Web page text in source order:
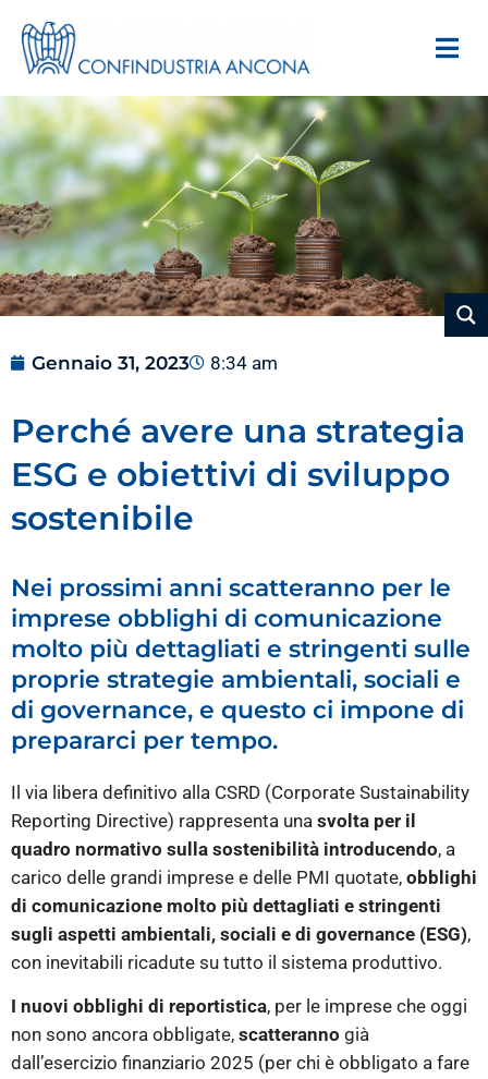
Gennaio 31, 2023 8:34 am
Perché avere una strategia
ESG e obiettivi di sviluppo
sostenibile
Nei prossimi anni scatteranno per le
imprese obblighi di comunicazione
molto più dettagliati e stringenti sulle
proprie strategie ambientali, sociali e
di governance, e questo ci impone di
prepararci per tempo.
Il via libera definitivo alla CSRD (Corporate Sustainability
Reporting Directive) rappresenta una svolta per il
quadro normativo sulla sostenibilità introducendo, a
carico delle grandi imprese e delle PMI quotate, obblighi
di comunicazione molto più dettagliati e stringenti
sugli aspetti ambientali, sociali e di governance (ESG),
con inevitabili ricadute su tutto il sistema produttivo.
I nuovi obblighi di reportistica, per le imprese che oggi
non sono ancora obbligate, scatteranno già
dall’esercizio finanziario 2025 (per chi è obbligato a fare